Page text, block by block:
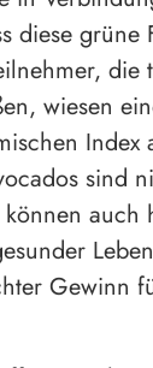
diese grüne
die
wiesen
Index
sind
auch
Gewinn